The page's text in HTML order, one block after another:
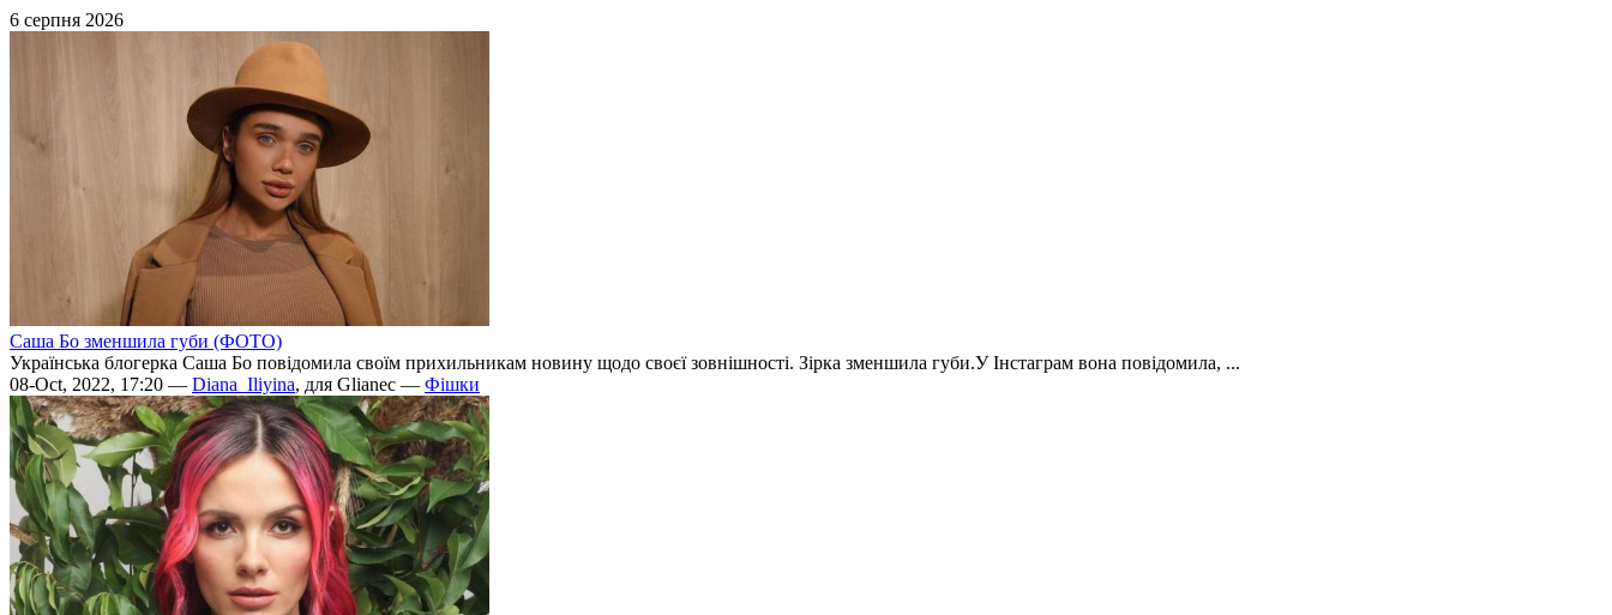
6 серпня 2026
Саша Бо зменшила губи (ФОТО)
Українська блогерка Саша Бо повідомила своїм прихильникам новину щодо своєї зовнішності. Зірка зменшила губи.У Інстаграм вона повідомила, ...
08-Oct, 2022, 17:20 — Diana_Iliyina, для Glianec — Фішки